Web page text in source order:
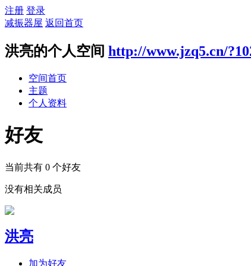
注册 登录
减振器屋 返回首页
洪亮的个人空间 http://www.jzq5.cn/
空间首页
主题
个人资料
好友
当前共有 0 个好友
没有相关成员
洪亮
加为好友